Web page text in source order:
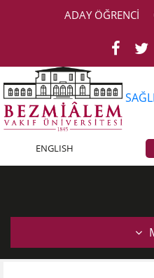
ADAY ÖĞRENCİ
ENGLISH